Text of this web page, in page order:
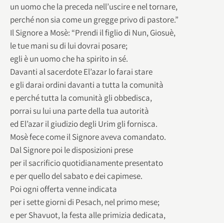
un uomo che la preceda nell’uscire e nel tornare,
perché non sia come un gregge privo di pastore.”
Il Signore a Mosè: “Prendi il figlio di Nun, Giosuè,
le tue mani su di lui dovrai posare;
egli è un uomo che ha spirito in sé.
Davanti al sacerdote El’azar lo farai stare
e gli darai ordini davanti a tutta la comunità
e perché tutta la comunità gli obbedisca,
porrai su lui una parte della tua autorità
ed El’azar il giudizio degli Urim gli fornisca.
Mosè fece come il Signore aveva comandato.
Dal Signore poi le disposizioni prese
per il sacrificio quotidianamente presentato
e per quello del sabato e dei capimese.
Poi ogni offerta venne indicata
per i sette giorni di Pesach, nel primo mese;
e per Shavuot, la festa alle primizia dedicata,